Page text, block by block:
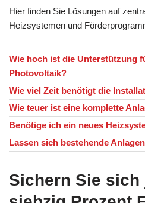
Hier finden Sie Lösungen auf
Heizsystemen und
Wie hoch ist die Unterstützung
Photovoltaik?
Wie viel Zeit benötigt die
Wie teuer ist eine komplette
Benötige ich ein neues
Lassen sich bestehende
Sichern Sie sich